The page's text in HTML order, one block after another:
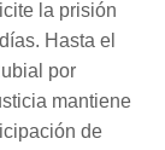
la prisión
Hasta el
por
mantiene
de